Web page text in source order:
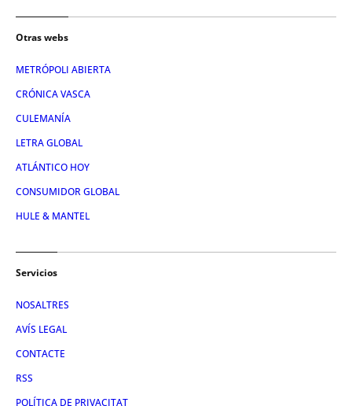
Otras webs
METRÓPOLI ABIERTA
CRÓNICA VASCA
CULEMANÍA
LETRA GLOBAL
ATLÁNTICO HOY
CONSUMIDOR GLOBAL
HULE & MANTEL
Servicios
NOSALTRES
AVÍS LEGAL
CONTACTE
RSS
POLÍTICA DE PRIVACITAT